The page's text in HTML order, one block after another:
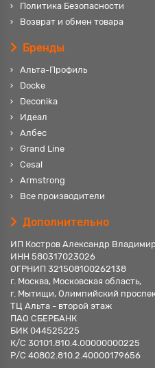
Политика Безопасности
Возврат и обмен товара
Бренды
Альта-Профиль
Docke
Deconika
Идеал
Албес
Grand Line
Cesal
Armstrong
Все производители
Дополнительно
ИП Костров Александр
ИНН 580317023026
ОГРНИП 321508100262138
г. Москва, Московская область,
г. Мытищи, Олимпийский
ТЦ Альта - второй этаж
ПАО СБЕРБАНК
БИК 044525225
К/С 30101.810.4.00000000225
Р/С 40802.810.2.40000179656